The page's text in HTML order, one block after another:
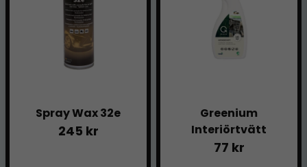
Spray Wax 32e
245 kr
Greenium
Interiörtvätt
77 kr